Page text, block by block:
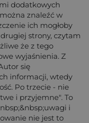
dodatkowych
znaleźć w
ich mogłoby
strony, czytam
że z tego
wyjaśnienia. Z
się
informacji, wtedy
Po trzecie - nie
i przyjemne". To
i
nie jest to